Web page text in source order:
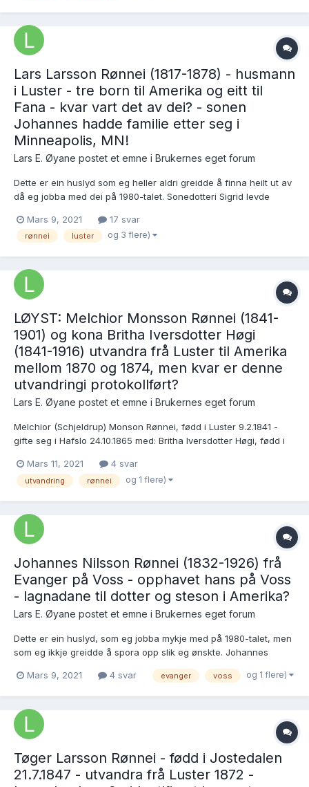
Lars Larsson Rønnei (1817-1878) - husmann
i Luster - tre born til Amerika og eitt til
Fana - kvar vart det av dei? - sonen
Johannes hadde familie etter seg i
Minneapolis, MN!
Lars E. Øyane postet et emne i Brukernes eget forum
Dette er ein huslyd som eg heller aldri greidde å finna heilt ut av
då eg jobba med dei på 1980-talet. Sonedotteri Sigrid levde
Amerika, men leitingi vart den gongen utan resultat.
Opplysningane som eg har å halda meg til, er frå s...
Mars 9, 2021 17 svar
rønnei luster og 3 flere)
LØYST: Melchior Monsson Rønnei (1841-
1901) og kona Britha Iversdotter Høgi
(1841-1916) utvandra frå Luster til Amerika
mellom 1870 og 1874, men kvar er denne
utvandringi protokollført?
Lars E. Øyane postet et emne i Brukernes eget forum
Melchior (Schjeldrup) Monson Rønnei, fødd i Luster 9.2.1841 -
gifte seg i Hafslo 24.10.1865 med: Britha Iversdotter Høgi, fødd i
her: * Iver, fødd 16.8.1865 * Gjertrud, fødd 23.11.1867 * Marie,
fødd 5.11.1870...
Mars 11, 2021 4 svar
utvandring rønnei og 1 flere)
Johannes Nilsson Rønnei (1832-1926) frå
Evanger på Voss - opphavet hans på Voss
- lagnadane til dotter og steson i Amerika?
Lars E. Øyane postet et emne i Brukernes eget forum
Dette er ein huslyd, som eg jobba mykje med på 1980-talet, men
som eg ikkje greidde å spora opp slik eg ønskte. Johannes
gongar og hadde tre born. Dessutan hadde andre kona, som var
Mars 9, 2021 4 svar evanger voss og 1 flere)
Tøger Larsson Rønnei - fødd i Jostedalen
21.7.1847 - utvandra frå Luster 1872 -